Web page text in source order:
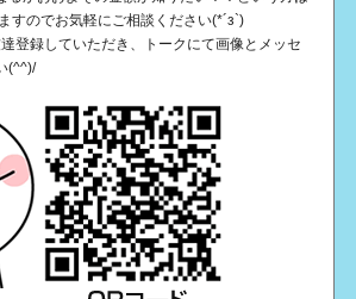
すのでお気軽にご相談ください(*´з`)
登録していただき、トークにて画像とメッセ
(^^)/